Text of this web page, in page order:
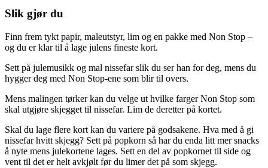
Slik gjør du
Finn frem tykt papir, maleutstyr, lim og en pakke med Non Stop –
og du er klar til å lage julens fineste kort.
Sett på julemusikk og mal nissefar slik du ser han for deg, mens du
hygger deg med Non Stop-ene som blir til overs.
Mens malingen tørker kan du velge ut hvilke farger Non Stop som
skal utgjøre skjegget til nissefar. Lim de deretter på kortet.
Skal du lage flere kort kan du variere på godsakene. Hva med å gi
nissefar hvitt skjegg? Sett på popkorn så har du enda litt mer snacks
å nyte mens julekortene lages. Sett en del av popkornet til side og
vent til det er helt avkjølt før du limer det på som skjegg.